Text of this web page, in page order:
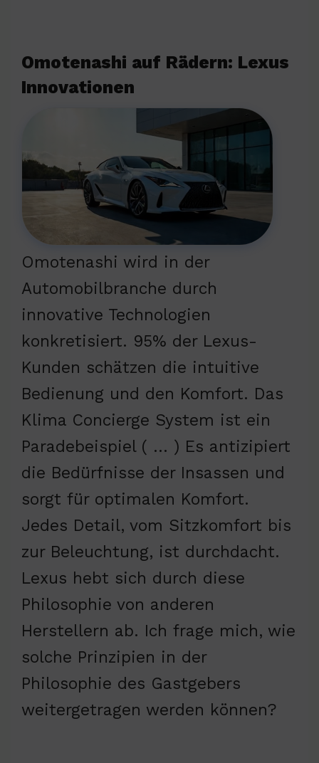
Omotenashi auf Rädern: Lexus
Innovationen
Omotenashi wird in der
Automobilbranche durch
innovative Technologien
konkretisiert. 95% der Lexus-
Kunden schätzen die intuitive
Bedienung und den Komfort. Das
Klima Concierge System ist ein
Paradebeispiel ( … ) Es antizipiert
die Bedürfnisse der Insassen und
sorgt für optimalen Komfort.
Jedes Detail, vom Sitzkomfort bis
zur Beleuchtung, ist durchdacht.
Lexus hebt sich durch diese
Philosophie von anderen
Herstellern ab. Ich frage mich, wie
solche Prinzipien in der
Philosophie des Gastgebers
weitergetragen werden können?